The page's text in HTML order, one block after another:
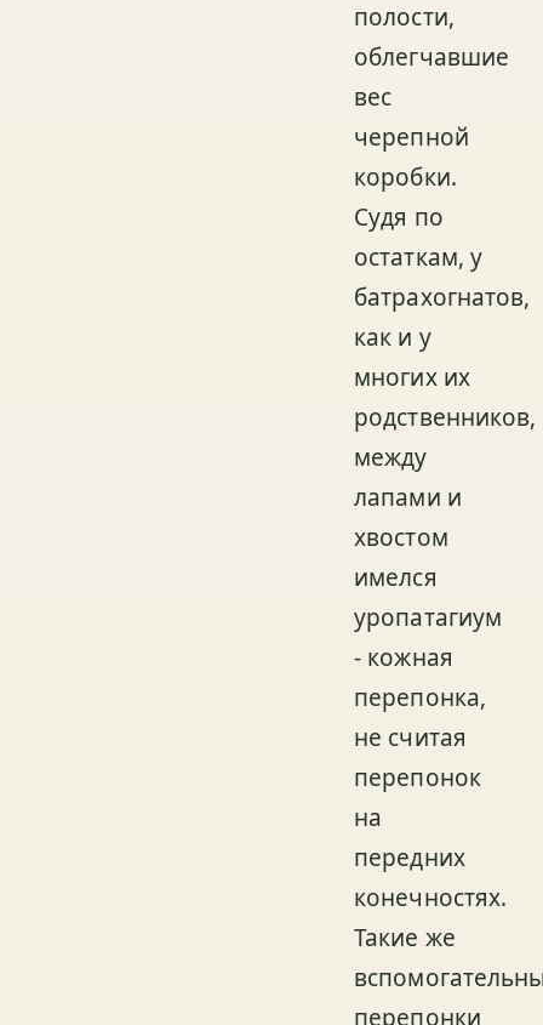
полости,
облегчавшие
вес
черепной
коробки.
Судя по
остаткам, у
батрахогнатов,
как и у
многих их
родственников,
между
лапами и
хвостом
имелся
уропатагиум
- кожная
перепонка,
не считая
перепонок
на
передних
конечностях.
Такие же
перепонки